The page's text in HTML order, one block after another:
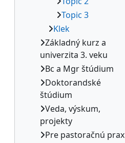
Topic 3
Klek
Základný kurz a
univerzita 3. veku
Bc a Mgr štúdium
Doktorandské
štúdium
Veda, výskum,
projekty
Pre pastoračnú prax